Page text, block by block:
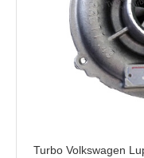
Turbo Volkswagen